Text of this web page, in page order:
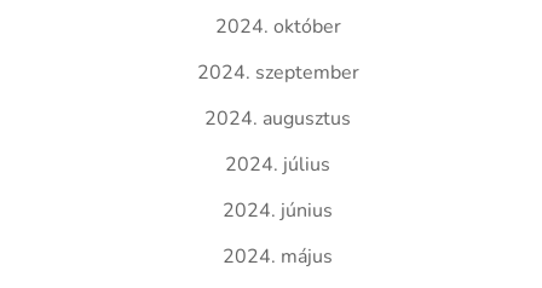
2024. október
2024. szeptember
2024. augusztus
2024. július
2024. június
2024. május